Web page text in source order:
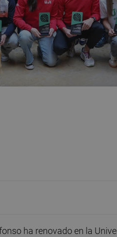
ha renovado en la